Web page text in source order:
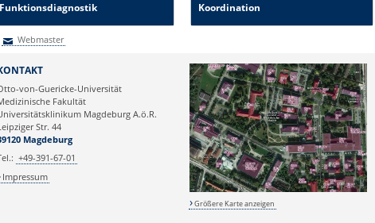
Funktionsdiagnostik Koordination
Webmaster
von-Guericke-Universität
Fakultät
Magdeburg A.ö.R.
Str. 44
Magdeburg
+49-391-67-01
Impressum
Größere Karte anzeigen